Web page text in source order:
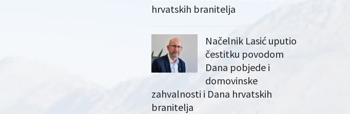
hrvatskih branitelja
Načelnik Lasić uputio
čestitku povodom
Dana pobjede i
domovinske
zahvalnosti i Dana hrvatskih
branitelja